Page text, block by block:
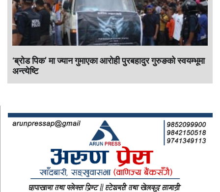
‘ब्रोड पिक’ मा ज्यान गुमाएका आराेही पुरबहादुर गुरुङको स्वयम्भूमा
अन्त्येष्टि